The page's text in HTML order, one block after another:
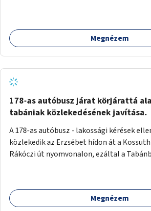
Megnézem
178-as autóbusz járat körjárattá
tabániak közlekedésének javítása.
A 178-as autóbusz - lakossági kérések
közlekedik az Erzsébet hídon át a
Rákóczi út nyomvonalon, ezáltal a
járattal feljutni a Naphegyre, ahol iskola
körzetben élők számára. Megoldás lenne,
Megnézem